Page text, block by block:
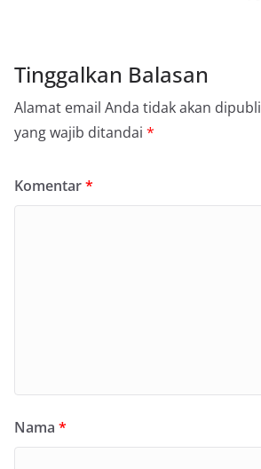
Tinggalkan Balasan
Alamat email Anda tidak akan
yang wajib ditandai *
Komentar*
Nama *